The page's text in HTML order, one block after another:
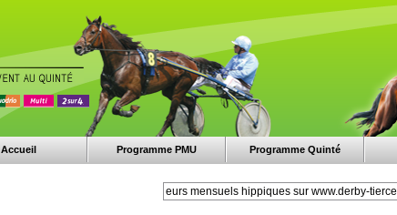
Programme Quinté
Programme PMU
Accueil